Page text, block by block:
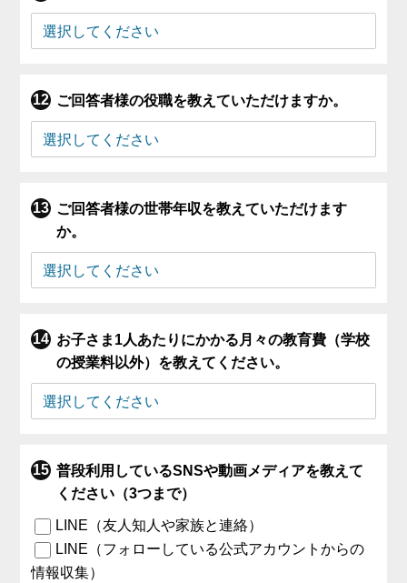
ご回答者様の役職を教えていただけますか。
ご回答者様の世帯年収を教えていただけます
か。
お子さま1人あたりにかかる月々の教育費（学校
の授業料以外）を教えてください。
普段利用しているSNSや動画メディアを教えて
ください（3つまで）
LINE（友人知人や家族と連絡）
LINE（フォローしている公式アカウントからの
情報収集）